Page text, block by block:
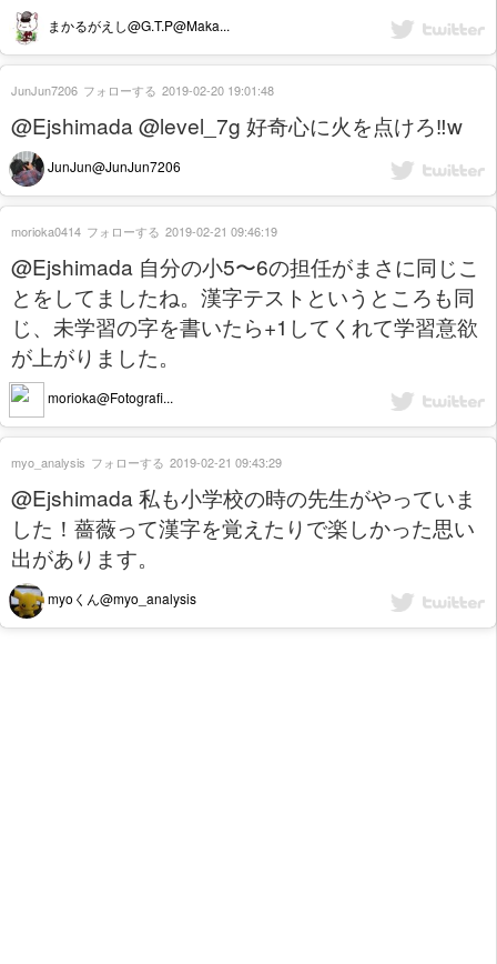
まかるがえし@G.T.P@Maka...
@Ejshimada @level_7g 好奇心に火を点けろ‼️w
JunJun@JunJun7206
JunJun7206 フォローする 2019-02-20 19:01:48
@Ejshimada 自分の小5〜6の担任がまさに同じこ
とをしてましたね。漢字テストというところも同
じ、未学習の字を書いたら+1してくれて学習意欲
が上がりました。
morioka@Fotografi...
morioka0414 フォローする 2019-02-21 09:46:19
@Ejshimada 私も小学校の時の先生がやっていま
した！薔薇って漢字を覚えたりで楽しかった思い
出があります。
myoくん@myo_analysis
myo_analysis フォローする 2019-02-21 09:43:29